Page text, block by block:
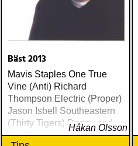
Bäst 2013
Mavis Staples One True
Vine (Anti) Richard
Thompson Electric (Proper)
Jason Isbell Southeastern
(Thirty Tigers) Danny and
the Champions of the World
Håkan Olsson